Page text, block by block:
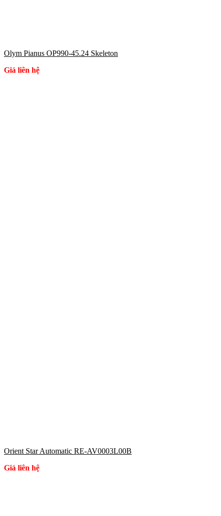
Olym Pianus OP990-45.24 Skeleton
Giá liên hệ
Orient Star Automatic RE-AV0003L00B
Giá liên hệ